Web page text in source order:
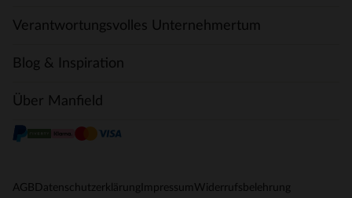
Verantwortungsvolles Unternehmertum
Blog & Inspiration
Über Manfield
AGB Datenschutzerklärung Impressum Widerrufsbelehrung